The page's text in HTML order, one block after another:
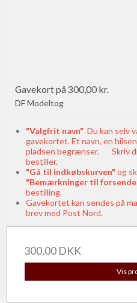
Gavekort på 300,00 kr.
DF Modeltog
"Valgfrit navn" Du kan selv
gavekortet. Et navn, en
pladsen begrænser. Skriv
bestiller.
"Gå til indkøbskurven" og
"Bemærkninger til
bestilling.
Gavekortet kan sendes på
brev med Post Nord.
300,00 DKK
Vis